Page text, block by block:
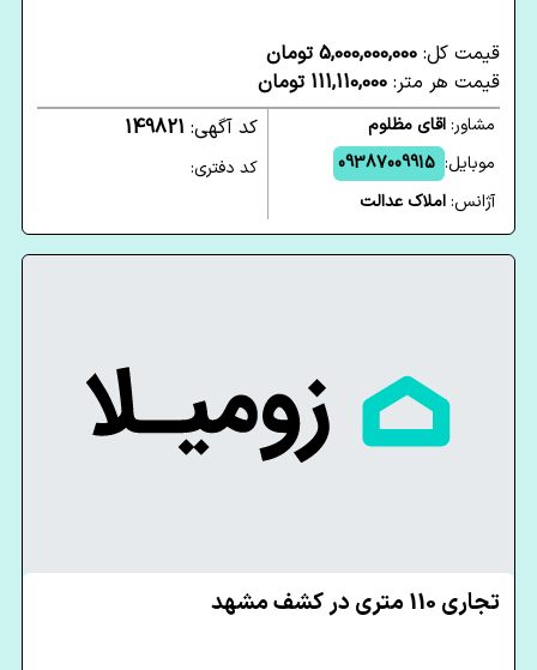
قیمت کل: 5,000,000,000 تومان
قیمت هر متر: 111,110,000 تومان
مشاور:اقای مظلوم
موبایل: 09387009915
آژانس:املاک عدالت
کد آگهی: 149821
کد دفتری:
تجاری 110 متری در کشف مشهد